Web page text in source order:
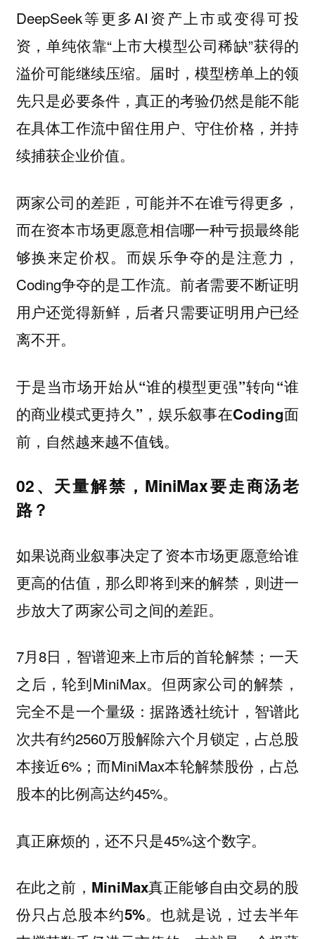
DeepSeek等更多AI资产上市或变得可投
资，单纯依靠“上市大模型公司稀缺”获得的
溢价可能继续压缩。届时，模型榜单上的领
先只是必要条件，真正的考验仍然是能不能
在具体工作流中留住用户、守住价格，并持
续捕获企业价值。
两家公司的差距，可能并不在谁亏得更多，
而在资本市场更愿意相信哪一种亏损最终能
够换来定价权。而娱乐争夺的是注意力，
Coding争夺的是工作流。前者需要不断证明
用户还觉得新鲜，后者只需要证明用户已经
离不开。
于是当市场开始从“谁的模型更强”转向“谁
的商业模式更持久”，娱乐叙事在Coding面
前，自然越来越不值钱。
02、天量解禁，MiniMax要走商汤老
路？
如果说商业叙事决定了资本市场更愿意给谁
更高的估值，那么即将到来的解禁，则进一
步放大了两家公司之间的差距。
7月8日，智谱迎来上市后的首轮解禁；一天
之后，轮到MiniMax。但两家公司的解禁，
完全不是一个量级：据路透社统计，智谱此
次共有约2560万股解除六个月锁定，占总股
本接近6%；而MiniMax本轮解禁股份，占总
股本的比例高达约45%。
真正麻烦的，还不只是45%这个数字。
在此之前，MiniMax真正能够自由交易的股
份只占总股本约5%。也就是说，过去半年